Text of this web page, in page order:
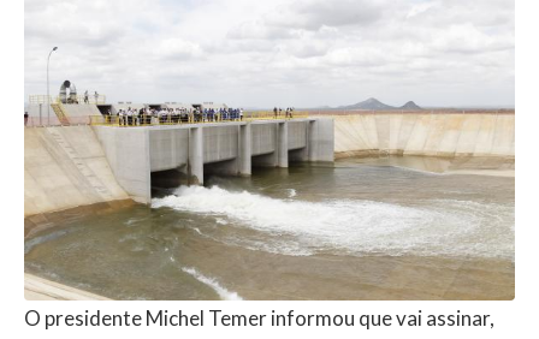
O presidente Michel Temer informou que vai assinar,